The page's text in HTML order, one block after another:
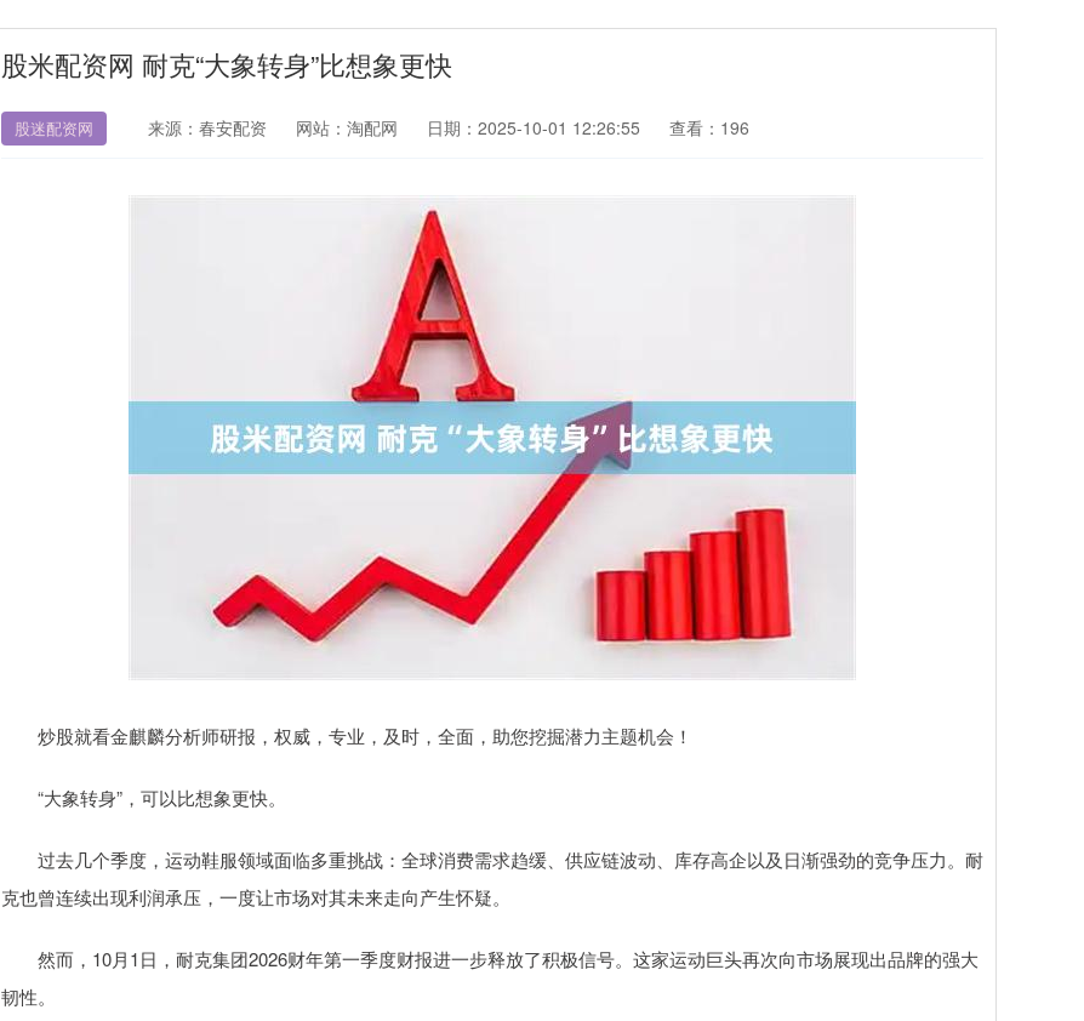
股米配资网 耐克“大象转身”比想象更快
股迷配资网 来源：春安配资 网站：淘配网 日期：2025-10-01 12:26:55 查看：196
炒股就看金麒麟分析师研报，权威，专业，及时，全面，助您挖掘潜力主题机会！
“大象转身”，可以比想象更快。
过去几个季度，运动鞋服领域面临多重挑战：全球消费需求趋缓、供应链波动、库存高企以及日渐强劲的竞争压力。耐
克也曾连续出现利润承压，一度让市场对其未来走向产生怀疑。
然而，10月1日，耐克集团2026财年第一季度财报进一步释放了积极信号。这家运动巨头再次向市场展现出品牌的强大
韧性。